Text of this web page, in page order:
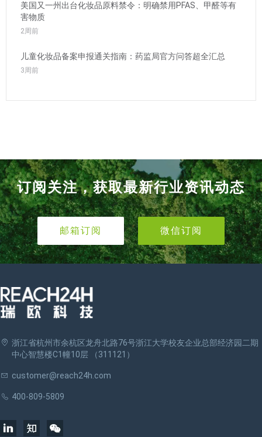
美国又一州出台化妆品原料禁令：明确禁用PFAS、甲醛等有
害物质
2周前
儿童化妆品备案申报通关指南：药监局官方问答超全汇总
3周前
订阅关注，获取最新行业资讯动态
邮箱订阅 微信订阅
浙江省杭州市余杭区龙舟北路76号浙江大学校友企业总部经济园二期
中心智慧楼C1幢10层 （311121）
customer@reach24h.com
400-809-5809